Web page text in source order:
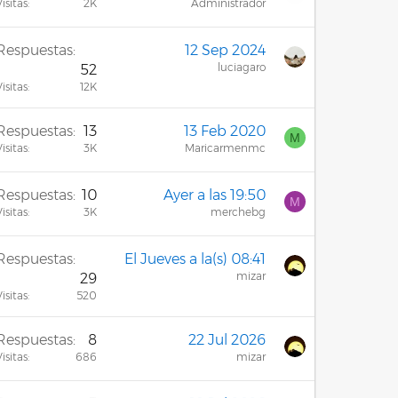
2K Administrador
52
12K
12 Sep 2024
luciagaro
13
3K
13 Feb 2020
Maricarmenmc
M
10
3K
Ayer a las 19:50
merchebg
M
29
520
El Jueves a la(s) 08:41
mizar
8
686
22 Jul 2026
mizar